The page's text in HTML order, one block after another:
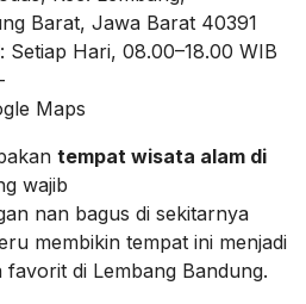
Barat, Jawa Barat 40391
: Setiap Hari, 08.00–18.00 WIB
Maps
tempat wisata alam di
wajib
nan bagus di sekitarnya
membikin tempat ini menjadi
di Lembang Bandung.